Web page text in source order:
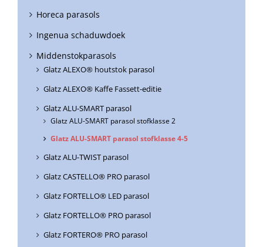
Horeca parasols
Ingenua schaduwdoek
Middenstokparasols
Glatz ALEXO® houtstok parasol
Glatz ALEXO® Kaffe Fassett-editie
Glatz ALU-SMART parasol
Glatz ALU-SMART parasol stofklasse 2
Glatz ALU-SMART parasol stofklasse 4-5
Glatz ALU-TWIST parasol
Glatz CASTELLO® PRO parasol
Glatz FORTELLO® LED parasol
Glatz FORTELLO® PRO parasol
Glatz FORTERO® PRO parasol